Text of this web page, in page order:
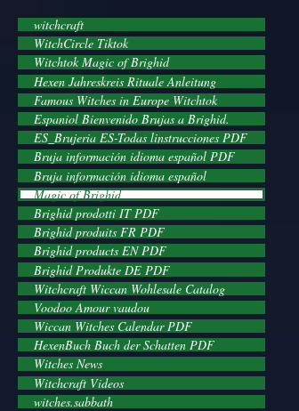
witchcraft
WitchCircle Tiktok
Witchtok Magic of Brighid
Hexen Jahreskreis Rituale Anleitung
Famous Witches in Europe Witchtok
Espaniol Bienvenido Brujas a Brighid.
ES_Brujeria ES-Todas linstrucciones PDF
Bruja información idioma español PDF
Bruja información idioma español
Magic of Brighid
Brighid prodotti IT PDF
Brighid produits FR PDF
Brighid products EN PDF
Brighid Produkte DE PDF
Witchcraft Wiccan Wohlesale Catalog
Voodoo Amour vaudou
Wiccan Witches Calendar PDF
HexenBuch Buch der Schatten PDF
Witches News
Witchcraft Videos
witches.sabbath